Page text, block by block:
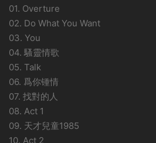
01. Overture
02. Do What You Want
03. You
04. 騷靈情歌
05. Talk
06. 爲你锺情
07. 找對的人
08. Act 1
09. 天才兒童1985
10. Act 2